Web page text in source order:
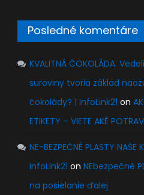
Posledné komentáre
KVALITNÁ ČOKOLÁDA.
suroviny tvoria základ
čokolády? | InfoLink21 on
ETIKETY – VIETE AKÉ
NE-BEZPEČNÉ PLASTY NAŠE
InfoLink21 onNEbezpečné
na posielanie ďalej